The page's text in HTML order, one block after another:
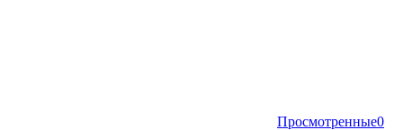
Просмотренные0